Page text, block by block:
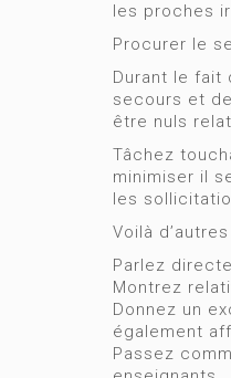
les proches
Procurer le
Durant le fait
secours et
être nuls
Tâchez
minimiser il
les
Voilà
Parlez
Montrez
Donnez un
également
Passez